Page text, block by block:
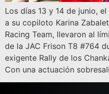
Los días 13 y 14 de junio,
a su copiloto Karina
Racing Team, llevaron al
de la JAC Frison T8 #764
exigente Rally de los
Con una actuación